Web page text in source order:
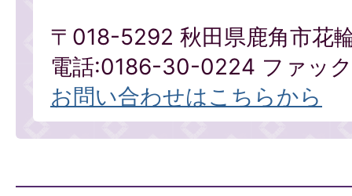
〒018-5292 秋田県鹿角市花
電話:0186-30-0224 ファッ
お問い合わせはこちらから